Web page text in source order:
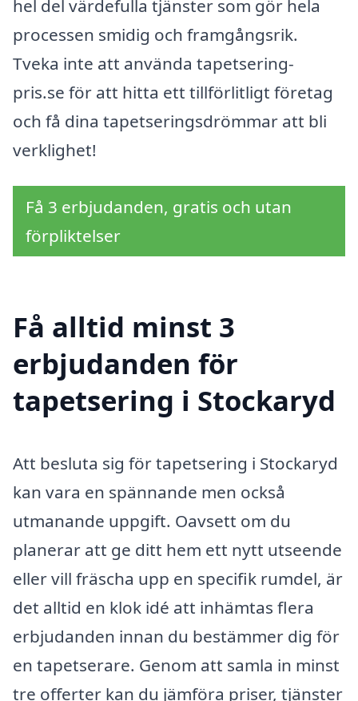
hel del värdefulla tjänster som gör hela
processen smidig och framgångsrik.
Tveka inte att använda tapetsering-
pris.se för att hitta ett tillförlitligt företag
och få dina tapetseringsdrömmar att bli
verklighet!
Få 3 erbjudanden, gratis och utan
förpliktelser
Få alltid minst 3
erbjudanden för
tapetsering i Stockaryd
Att besluta sig för tapetsering i Stockaryd
kan vara en spännande men också
utmanande uppgift. Oavsett om du
planerar att ge ditt hem ett nytt utseende
eller vill fräscha upp en specifik rumdel, är
det alltid en klok idé att inhämtas flera
erbjudanden innan du bestämmer dig för
en tapetserare. Genom att samla in minst
tre offerter kan du jämföra priser, tjänster